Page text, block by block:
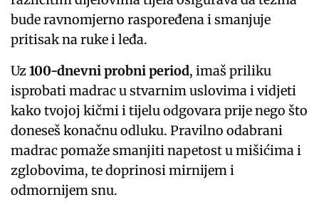
bude ravnomjerno raspoređena i smanjuje
pritisak na ruke i leđa.
Uz100-dnevni probni period, imaš priliku
isprobati madrac u stvarnim uslovima i vidjeti
kako tvojoj kičmi i tijelu odgovara prije nego što
doneseš konačnu odluku. Pravilno odabrani
madrac pomaže smanjiti napetost u mišićima i
zglobovima, te doprinosi mirnijem i
odmornijem snu.